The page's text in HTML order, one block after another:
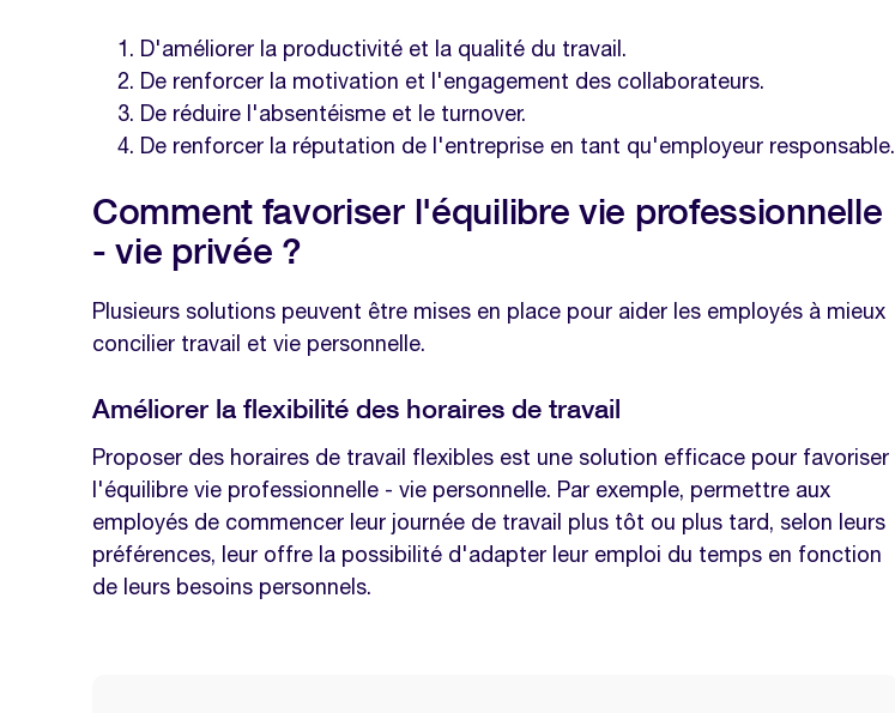
Nos modèles à télécharger sur la même thématique
Enquête bien-être collaborateurs
Modèle de calendrier d'activités internes
D'améliorer la productivité et la qualité du travail.
De renforcer la motivation et l'engagement des collaborateurs.
De réduire l'absentéisme et le turnover.
De renforcer la réputation de l'entreprise en tant qu'employeur responsable.
Comment favoriser l'équilibre vie professionnelle
- vie privée ?
Plusieurs solutions peuvent être mises en place pour aider les employés à mieux
concilier travail et vie personnelle.
Améliorer la flexibilité des horaires de travail
Proposer des horaires de travail flexibles est une solution efficace pour favoriser
l'équilibre vie professionnelle - vie personnelle. Par exemple, permettre aux
employés de commencer leur journée de travail plus tôt ou plus tard, selon leurs
préférences, leur offre la possibilité d'adapter leur emploi du temps en fonction
de leurs besoins personnels.